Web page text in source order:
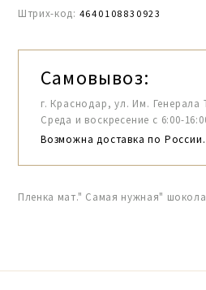
Штрих-код: 4640108830923
Самовывоз:
г. Краснодар, ул. Им. Генерала
Среда и воскресение с 6:00-
Возможна доставка по России.
Пленка мат." Самая нужная"